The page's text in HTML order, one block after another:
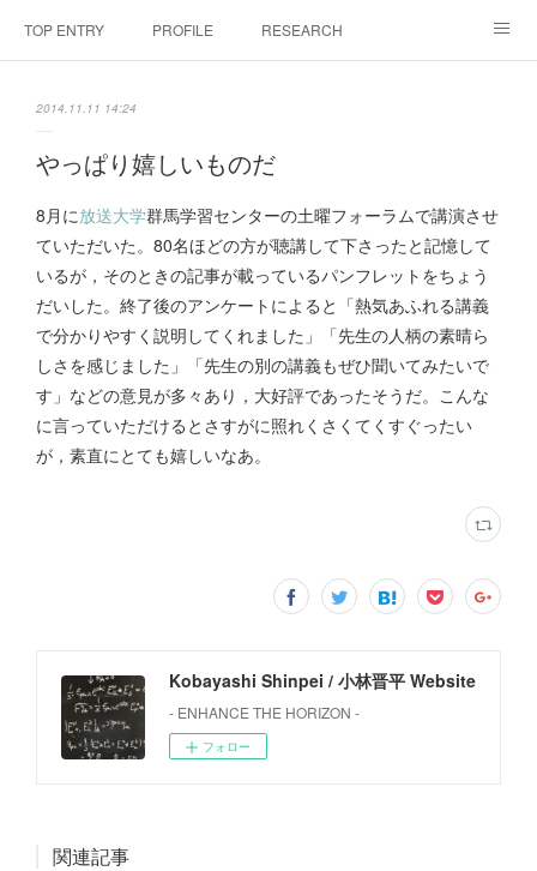
TOP ENTRY PROFILE RESEARCH
PHYSIS ENTERTAINMENT
2014.11.11 14:24
やっぱり嬉しいものだ
8月に放送大学群馬学習センターの土曜フォーラムで講演させ
ていただいた。80名ほどの方が聴講して下さったと記憶して
いるが，そのときの記事が載っているパンフレットをちょう
だいした。終了後のアンケートによると「熱気あふれる講義
で分かりやすく説明してくれました」「先生の人柄の素晴ら
しさを感じました」「先生の別の講義もぜひ聞いてみたいで
す」などの意見が多々あり，大好評であったそうだ。こんな
に言っていただけるとさすがに照れくさくてくすぐったい
が，素直にとても嬉しいなあ。
Kobayashi Shinpei / 小林晋平 Website
- ENHANCE THE HORIZON -
フォロー
関連記事